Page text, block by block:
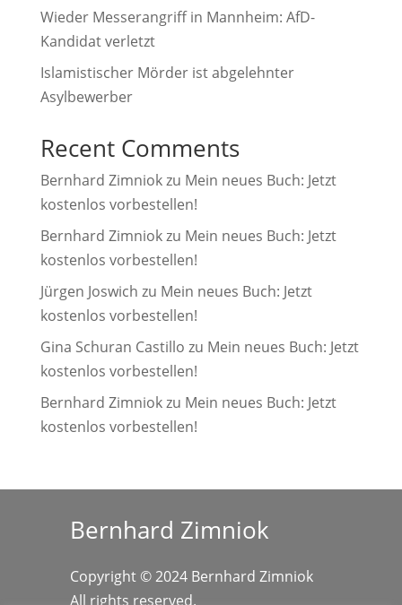
Wieder Messerangriff in Mannheim: AfD-
Kandidat verletzt
Islamistischer Mörder ist abgelehnter
Asylbewerber
Recent Comments
Bernhard Zimniokzu Mein neues Buch: Jetzt
kostenlos vorbestellen!
Bernhard Zimniokzu Mein neues Buch: Jetzt
kostenlos vorbestellen!
Jürgen Joswich zu Mein neues Buch: Jetzt
kostenlos vorbestellen!
Gina Schuran Castillo zu Mein neues Buch: Jetzt
kostenlos vorbestellen!
Bernhard Zimniokzu Mein neues Buch: Jetzt
kostenlos vorbestellen!
Bernhard Zimniok
Copyright © 2024 Bernhard Zimniok
All rights reserved.